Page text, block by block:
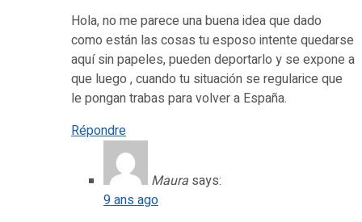
Hola, no me parece una buena idea que dado
como están las cosas tu esposo intente quedarse
aquí sin papeles, pueden deportarlo y se expone a
que luego , cuando tu situación se regularice que
le pongan trabas para volver a España.
Répondre
Maura says:
9 ans ago